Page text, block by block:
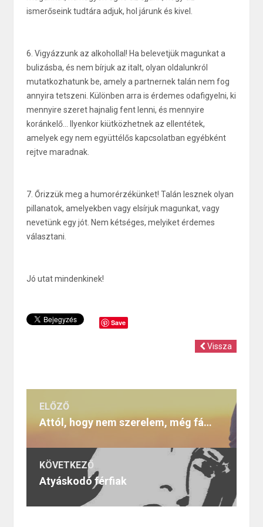
ismerőseink tudtára adjuk, hol járunk és kivel.
6. Vigyázzunk az alkohollal! Ha belevetjük magunkat a
bulizásba, és nem bírjuk az italt, olyan oldalunkról
mutatkozhatunk be, amely a partnernek talán nem fog
annyira tetszeni. Különben arra is érdemes odafigyelni, ki
mennyire szeret hajnalig fent lenni, és mennyire
koránkelő... Ilyenkor kiütközhetnek az ellentétek,
amelyek egy nem együttélős kapcsolatban egyébként
rejtve maradnak.
7. Őrizzük meg a humorérzékünket! Talán lesznek olyan
pillanatok, amelyekben vagy elsírjuk magunkat, vagy
nevetünk egy jót. Nem kétséges, melyiket érdemes
választani.
Jó utat mindenkinek!
Save
Vissza
ELŐZŐ
Attól, hogy nem szerelem, még fájhat
KÖVETKEZŐ
Atyáskodó férfiak